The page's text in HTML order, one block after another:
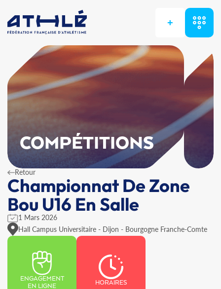
+
COMPÉTITIONS
Retour
Championnat De Zone
Bou U16 En Salle
1 Mars 2026
Hall Campus Universitaire - Dijon - Bourgogne Franche-Comte
ENGAGEMENT
EN LIGNE
HORAIRES